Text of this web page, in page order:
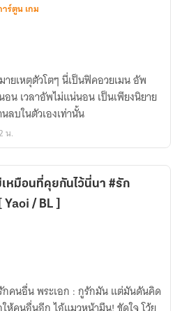
ร์ตูน เกม
น เวลาอัพไม่แน่นอน เป็นเพียงนิยาย
บในตัวเองเท่านั้น
น.
เหมือนที่คุยกันไว้นี่นา #รัก
/ BL ]
กคนอื่น พระเอก : กูรักมัน แต่มันดันคิด